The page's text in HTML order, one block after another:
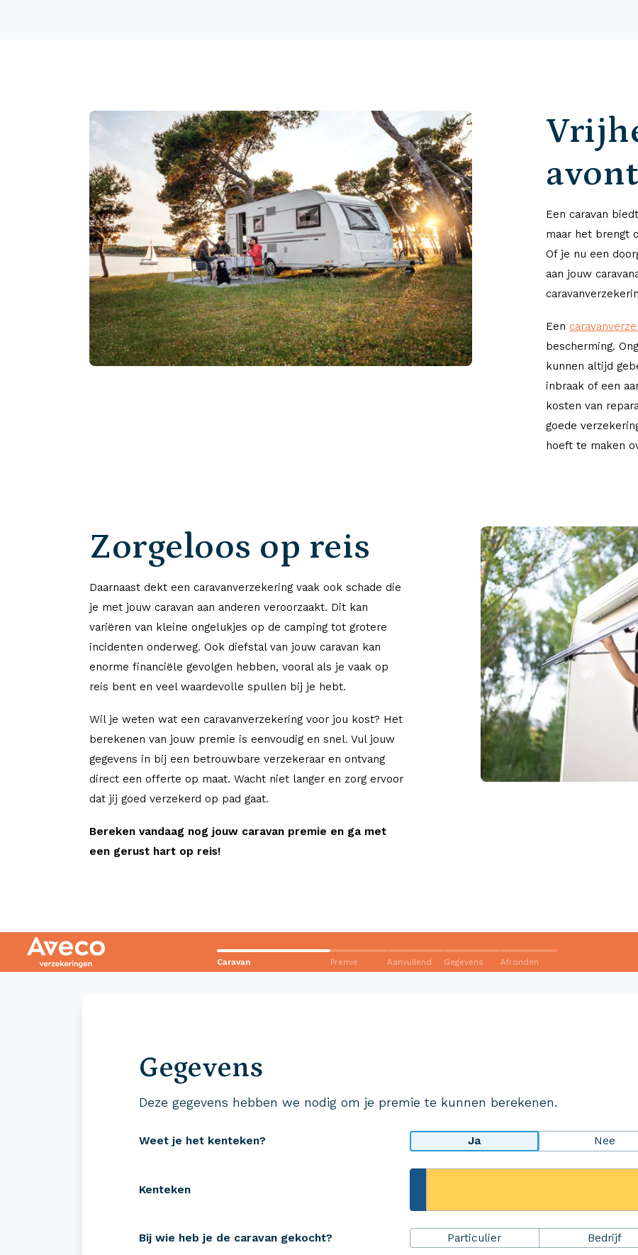
Een caravan
maar het brengt
Of je nu een
aan jouw
Een
bescherming.
kunnen altijd
inbraak of een
kosten van
goede
hoeft te maken
Zorgeloos op reis
Daarnaast dekt een caravanverzekering vaak ook schade die
je met jouw caravan aan anderen veroorzaakt. Dit kan
variëren van kleine ongelukjes op de camping tot grotere
incidenten onderweg. Ook diefstal van jouw caravan kan
enorme financiële gevolgen hebben, vooral als je vaak op
reis bent en veel waardevolle spullen bij je hebt.
Wil je weten wat een caravanverzekering voor jou kost? Het
berekenen van jouw premie is eenvoudig en snel. Vul jouw
gegevens in bij een betrouwbare verzekeraar en ontvang
direct een offerte op maat. Wacht niet langer en zorg ervoor
dat jij goed verzekerd op pad gaat.
Bereken vandaag nog jouw caravan premie en ga met
een gerust hart op reis!
Caravan Premie Aanvullend Gegevens Afronden
Gegevens
Deze gegevens hebben we nodig om je premie te kunnen berekenen.
Weet je het kenteken? Ja Nee
Kenteken
Bij wie heb je de caravan gekocht? Particulier Bedrijf
Wij staan voor je klaar!
zeggen
Camper verzekeren Camper ZekerheidsPakket Over ons